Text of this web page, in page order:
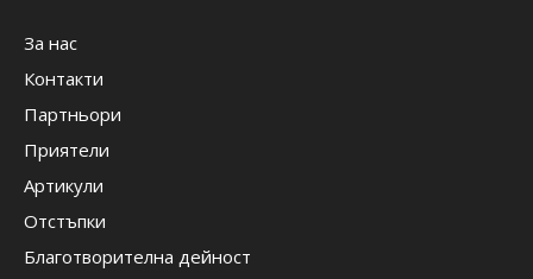
За нас
Контакти
Партньори
Приятели
Артикули
Отстъпки
Благотворителна дейност